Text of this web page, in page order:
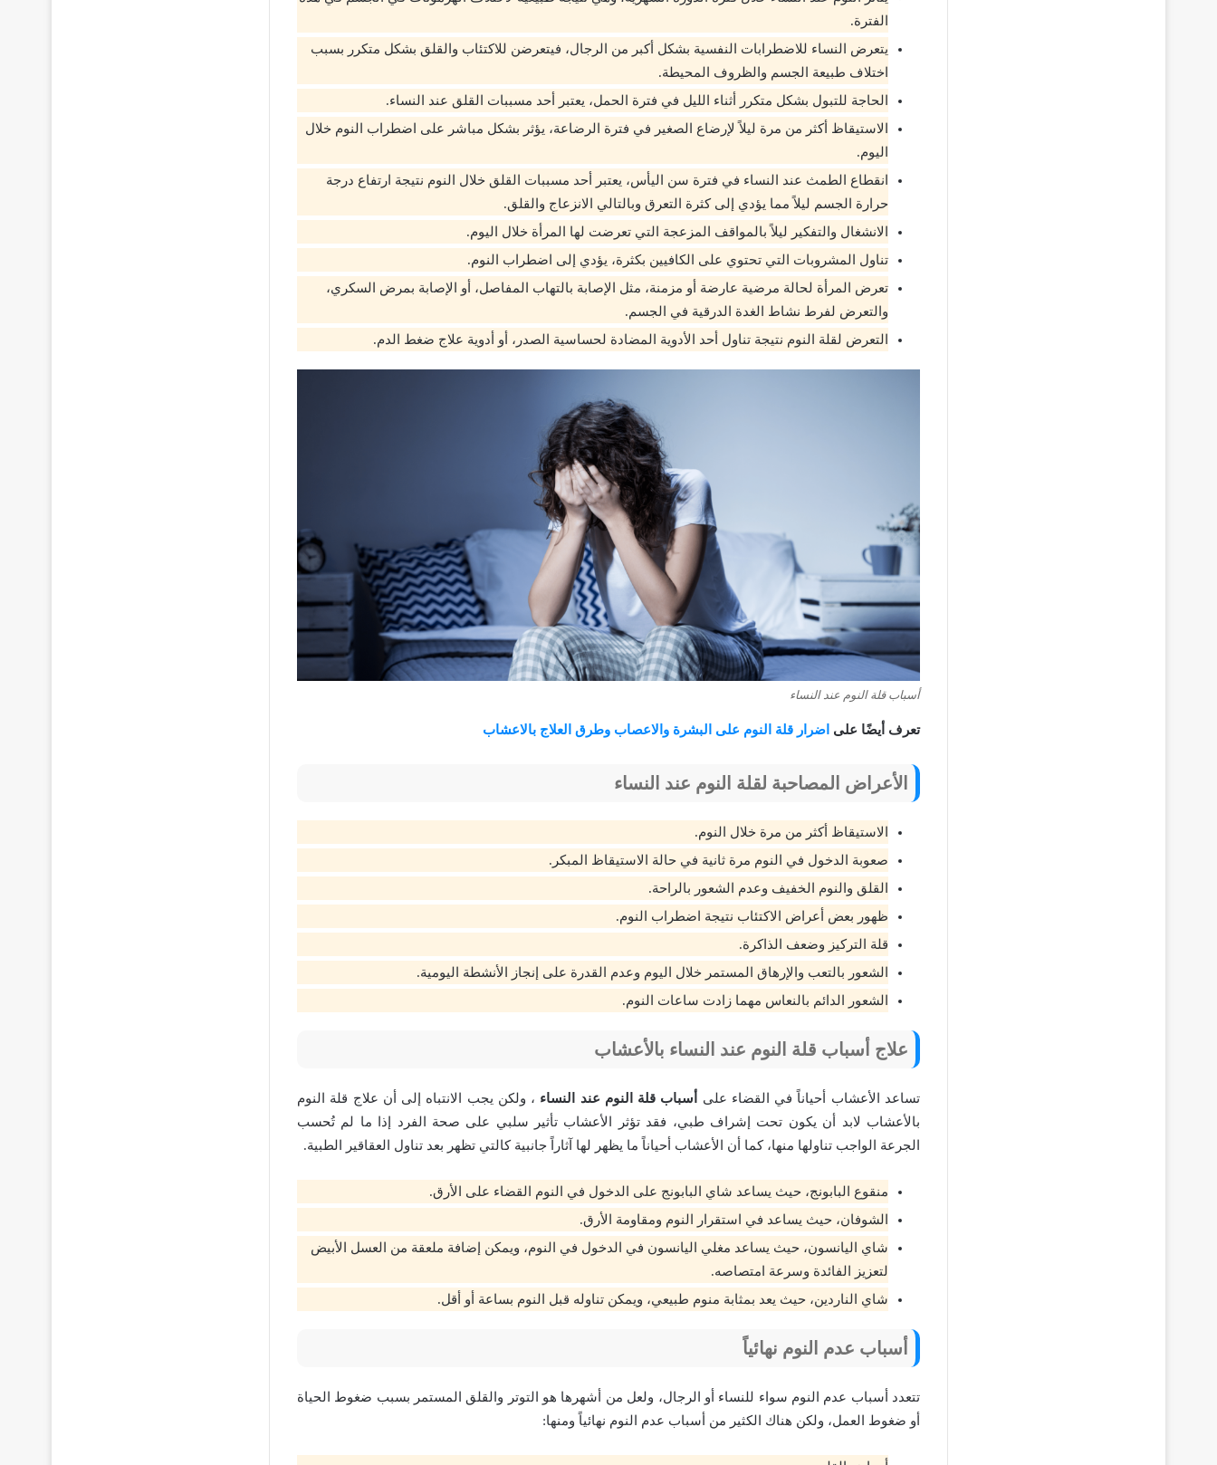
الفترة.
يتعرض النساء للاضطرابات النفسية بشكل أكبر من الرجال، فيتعرضن للاكتئاب والقلق بشكل متكرر بسبب
اختلاف طبيعة الجسم والظروف المحيطة.
الحاجة للتبول بشكل متكرر أثناء الليل في فترة الحمل، يعتبر أحد مسببات القلق عند النساء.
الاستيقاظ أكثر من مرة ليلاً لإرضاع الصغير في فترة الرضاعة، يؤثر بشكل مباشر على اضطراب النوم خلال
اليوم.
انقطاع الطمث عند النساء في فترة سن اليأس، يعتبر أحد مسببات القلق خلال النوم نتيجة ارتفاع درجة
حرارة الجسم ليلاً مما يؤدي إلى كثرة التعرق وبالتالي الانزعاج والقلق.
الانشغال والتفكير ليلاً بالمواقف المزعجة التي تعرضت لها المرأة خلال اليوم.
تناول المشروبات التي تحتوي على الكافيين بكثرة، يؤدي إلى اضطراب النوم.
تعرض المرأة لحالة مرضية عارضة أو مزمنة، مثل الإصابة بالتهاب المفاصل، أو الإصابة بمرض السكري،
والتعرض لفرط نشاط الغدة الدرقية في الجسم.
التعرض لقلة النوم نتيجة تناول أحد الأدوية المضادة لحساسية الصدر، أو أدوية علاج ضغط الدم.
أسباب قلة النوم عند النساء
تعرف أيضًا على اضرار قلة النوم على البشرة والاعصاب وطرق العلاج بالاعشاب
الأعراض المصاحبة لقلة النوم عند النساء
الاستيقاظ أكثر من مرة خلال النوم.
صعوبة الدخول في النوم مرة ثانية في حالة الاستيقاظ المبكر.
القلق والنوم الخفيف وعدم الشعور بالراحة.
ظهور بعض أعراض الاكتئاب نتيجة اضطراب النوم.
قلة التركيز وضعف الذاكرة.
الشعور بالتعب والإرهاق المستمر خلال اليوم وعدم القدرة على إنجاز الأنشطة اليومية.
الشعور الدائم بالنعاس مهما زادت ساعات النوم.
علاج أسباب قلة النوم عند النساء بالأعشاب
تساعد الأعشاب أحياناً في القضاء على أسباب قلة النوم عند النساء ، ولكن يجب الانتباه إلى أن علاج قلة النوم
بالأعشاب لابد أن يكون تحت إشراف طبي، فقد تؤثر الأعشاب تأثير سلبي على صحة الفرد إذا ما لم تُحسب
الجرعة الواجب تناولها منها، كما أن الأعشاب أحياناً ما يظهر لها آثاراً جانبية كالتي تظهر بعد تناول العقاقير الطبية.
منقوع البابونج، حيث يساعد شاي البابونج على الدخول في النوم القضاء على الأرق.
الشوفان، حيث يساعد في استقرار النوم ومقاومة الأرق.
شاي اليانسون، حيث يساعد مغلي اليانسون في الدخول في النوم، ويمكن إضافة ملعقة من العسل الأبيض
لتعزيز الفائدة وسرعة امتصاصه.
شاي الناردين، حيث يعد بمثابة منوم طبيعي، ويمكن تناوله قبل النوم بساعة أو أقل.
أسباب عدم النوم نهائياً
تتعدد أسباب عدم النوم سواء للنساء أو الرجال، ولعل من أشهرها هو التوتر والقلق المستمر بسبب ضغوط الحياة
أو ضغوط العمل، ولكن هناك الكثير من أسباب عدم النوم نهائياً ومنها: